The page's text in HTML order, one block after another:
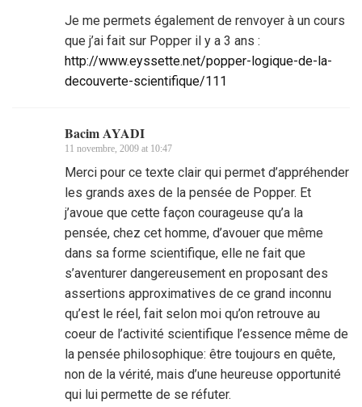
Je me permets également de renvoyer à un cours
que j’ai fait sur Popper il y a 3 ans :
http://www.eyssette.net/popper-logique-de-la-
decouverte-scientifique/111
Bacim AYADI
11 novembre, 2009 at 10:47
Merci pour ce texte clair qui permet d’appréhender
les grands axes de la pensée de Popper. Et
j’avoue que cette façon courageuse qu’a la
pensée, chez cet homme, d’avouer que même
dans sa forme scientifique, elle ne fait que
s’aventurer dangereusement en proposant des
assertions approximatives de ce grand inconnu
qu’est le réel, fait selon moi qu’on retrouve au
coeur de l’activité scientifique l’essence même de
la pensée philosophique: être toujours en quête,
non de la vérité, mais d’une heureuse opportunité
qui lui permette de se réfuter.